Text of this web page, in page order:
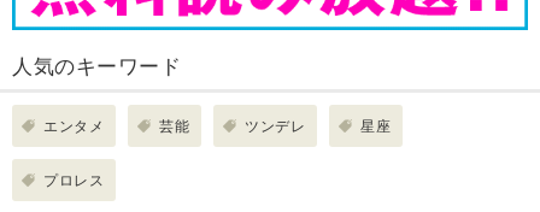
人気のキーワード
エンタメ 芸能 ツンデレ 星座
プロレス